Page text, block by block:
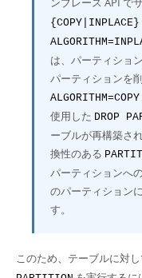
{COPY|INPLACE}
は、パーティショ
パーティションを
ALGORITHM=COPY
使用した DROP
ーブルが再構築さ
換性のある
パーティションへ
のパーティション
す。
このため、テーブルに対